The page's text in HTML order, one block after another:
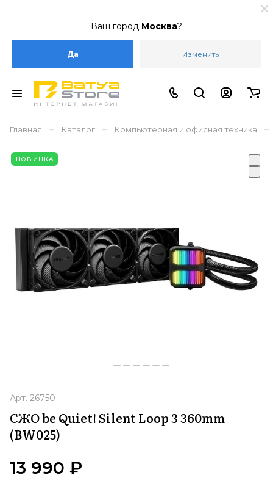
Ваш город Москва?
Да Изменить
Главная – Каталог – Компьютерная и офисная техника –
НОВИНКА
Арт. 26750
СЖО be Quiet! Silent Loop 3 360mm
(BW025)
13 990 ₽